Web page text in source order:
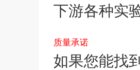
下游各种实
质量承诺
如果您能找